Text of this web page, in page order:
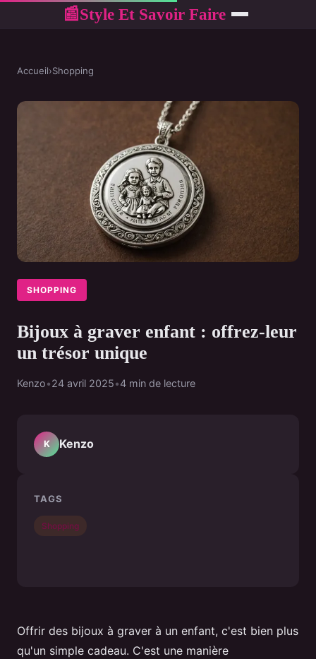
📰Style Et Savoir Faire
Accueil›Shopping
SHOPPING
Bijoux à graver enfant : offrez-leur
un trésor unique
Kenzo•24 avril 2025•4 min de lecture
Offrir des bijoux à graver à un enfant, c'est bien plus
qu'un simple cadeau. C'est une manière
K Kenzo
TAGS
Shopping